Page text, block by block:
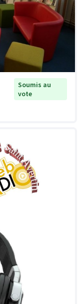
Soumis au
vote